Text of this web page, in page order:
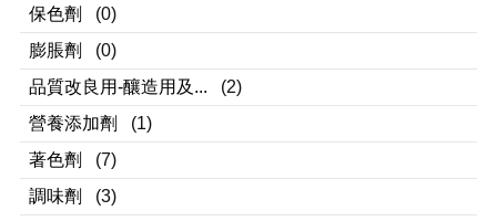
保色劑
(0)
膨脹劑
(0)
品質改良用-釀造用及...
(2)
營養添加劑
(1)
著色劑
(7)
調味劑
(3)